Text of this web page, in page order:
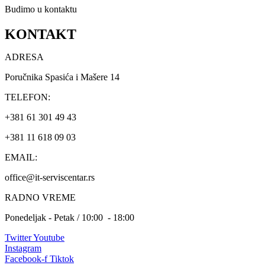
Budimo u kontaktu
KONTAKT
ADRESA
Poručnika Spasića i Mašere 14
TELEFON:
+381 61 301 49 43
+381 11 618 09 03
EMAIL:
office@it-serviscentar.rs
RADNO VREME
Ponedeljak - Petak / 10:00 - 18:00
TwitterYoutube
Instagram
Facebook-f Tiktok